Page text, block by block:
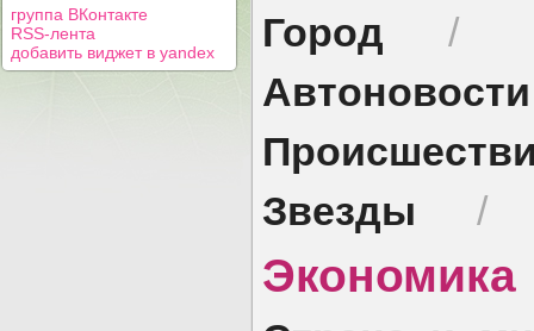
группа ВКонтакте
RSS-лента
добавить виджет в yandex
Город /
Автоновости
Звезды